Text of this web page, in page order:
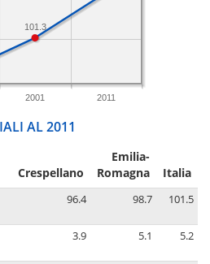
2001 2011
101.3
AL 2011
Crespellano
Emilia-
Romagna
Italia
96.4 98.7 101.5
3.9 5.1 5.2